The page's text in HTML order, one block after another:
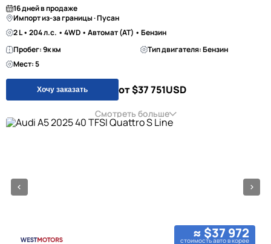
16 дней в продаже
Импорт из-за границы · Пусан
2 L • 204 л.с. • 4WD • Автомат (AT) • Бензин
Пробег: 9к км
Тип двигателя: Бензин
Мест: 5
Хочу заказать от $37 751USD
Смотреть больше
≈ $37 972
стоимость авто в корее